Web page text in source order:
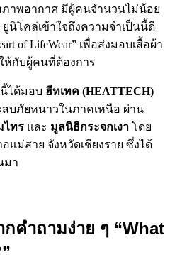
ภาพอากาศ มีผู้คนจำนวนไม่น้อย
นิโคล่เข้าใจถึงความจำเป็นนี้ดี
of LifeWear” เพื่อส่งมอบเสื้อผ้า
ห้กับผู้คนที่ต้องการ
ได้มอบ ฮีทเทค (HEATTECH)
สบภัยหนาวในภาคเหนือ ผ่าน
ไทร และ มูลนิธิกระจกเงา โดย
แม่สาย จังหวัดเชียงราย ซึ่งได้
มา
คำถามง่าย ๆ “What